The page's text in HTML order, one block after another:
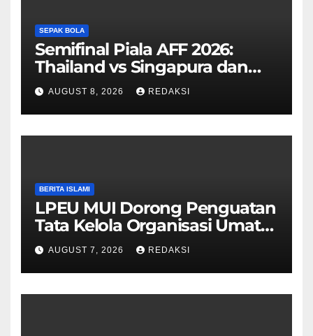
SEPAK BOLA
Semifinal Piala AFF 2026:
Thailand vs Singapura dan
Vietnam vs Malaysia
AUGUST 8, 2026 REDAKSI
BERITA ISLAMI
LPEU MUI Dorong Penguatan
Tata Kelola Organisasi Umat
Lebih Profesional
AUGUST 7, 2026 REDAKSI